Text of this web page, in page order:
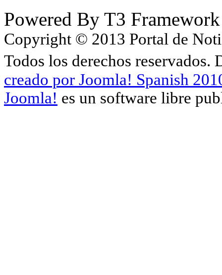
Powered By T3 Framework
Copyright © 2013 Portal de
Todos los derechos reservados.
creado por Joomla! Spanish
Joomla! es un software libre